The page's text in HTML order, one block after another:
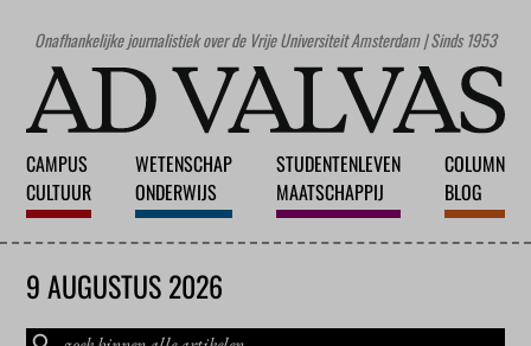
Onafhankelijke journalistiek over de Vrije Universiteit Amsterdam | Sinds 1953
CAMPUS
CULTUUR
WETENSCHAP
ONDERWIJS
STUDENTENLEVEN
MAATSCHAPPIJ
COLUMN
BLOG
9 AUGUSTUS 2026